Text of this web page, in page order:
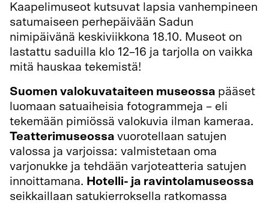
Kaapelimuseot kutsuvat lapsia vanhempineen
satumaiseen perhepäivään Sadun
nimipäivänä keskiviikkona 18.10. Museot on
lastattu saduilla klo 12–16 ja tarjolla on vaikka
mitä hauskaa tekemistä!
Suomen valokuvataiteen museossa pääset
luomaan satuaiheisia fotogrammeja – eli
tekemään pimiössä valokuvia ilman kameraa.
Teatterimuseossa vuorotellaan satujen
valossa ja varjoissa: valmistetaan oma
varjonukke ja tehdään varjoteatteria satujen
innoittamana. Hotelli- ja ravintolamuseossa
seikkaillaan satukierroksella ratkomassa